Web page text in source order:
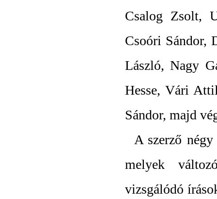
Csalog Zsolt,
Csoóri Sándor,
László, Nagy
Hesse, Vári
Sándor, majd
A szerző
melyek
vizsgálódó